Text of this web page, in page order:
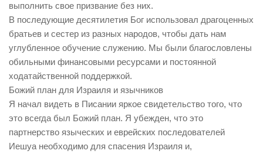
выполнить свое призвание без них.
В последующие десятилетия Бог использовал драгоценных
братьев и сестер из разных народов, чтобы дать нам
углубленное обучение служению. Мы были благословлены
обильными финансовыми ресурсами и постоянной
ходатайственной поддержкой.
Божий план для Израиля и язычников
Я начал видеть в Писании яркое свидетельство того, что
это всегда был Божий план. Я убежден, что это
партнерство языческих и еврейских последователей
Иешуа необходимо для спасения Израиля и,